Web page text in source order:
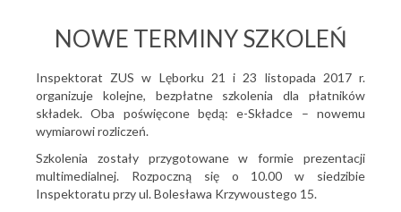
NOWE TERMINY SZKOLEŃ
Inspektorat ZUS w Lęborku 21 i 23 listopada 2017 r.
organizuje kolejne, bezpłatne szkolenia dla płatników
składek. Oba poświęcone będą: e-Składce – nowemu
wymiarowi rozliczeń.
Szkolenia zostały przygotowane w formie prezentacji
multimedialnej. Rozpoczną się o 10.00 w siedzibie
Inspektoratu przy ul. Bolesława Krzywoustego 15.